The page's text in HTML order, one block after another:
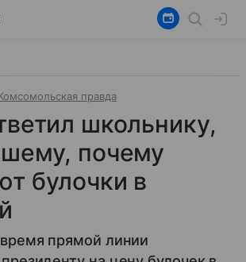
правда
школьнику,
почему
булочки в
прямой линии